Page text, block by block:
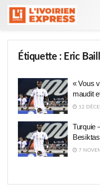
Étiquette : Eric
« Vous
maudit
12
Turquie
7